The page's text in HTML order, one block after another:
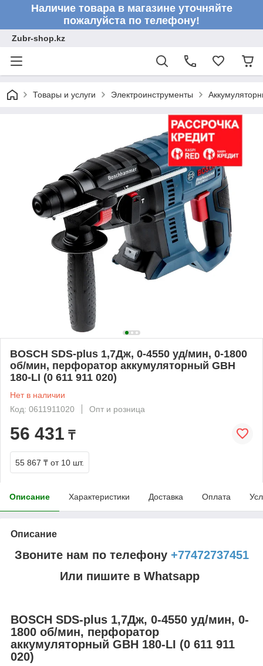
Наличие товара в магазине уточняйте
пожалуйста по телефону!
Zubr-shop.kz
Товары и услуги Электроинструменты
BOSCH SDS-plus 1,7Дж, 0-4550 уд/мин, 0-1800
об/мин, перфоратор аккумуляторный GBH
180-LI (0 611 911 020)
Нет в наличии
Код: 0611911020
Опт и розница
56 431 ₸
55 867 ₸ от 10 шт.
Описание Характеристики Доставка Оплата
Описание
Звоните нам по телефону +77472737451
Или пишите в Whatsapp
BOSCH SDS-plus 1,7Дж, 0-4550 уд/мин, 0-
1800 об/мин, перфоратор
аккумуляторный GBH 180-LI (0 611 911
020)